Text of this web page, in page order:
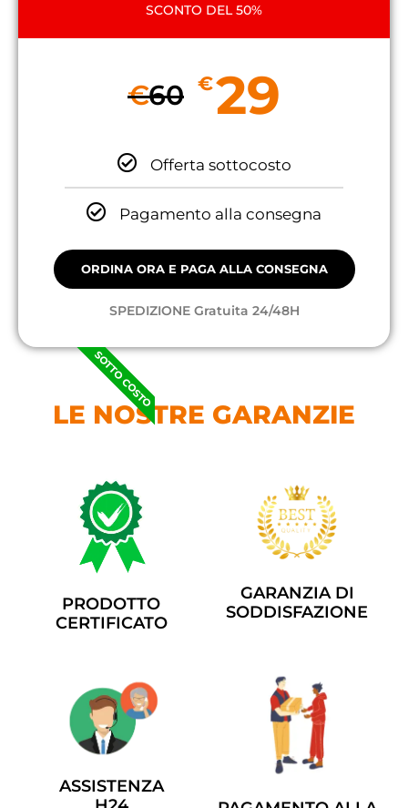
SCONTO DEL 50%
€60 €29
Offerta sottocosto
Pagamento alla consegna
ORDINA ORA E PAGA ALLA CONSEGNA
SPEDIZIONE Gratuita 24/48H
SOTTO COSTO
LE NOSTRE GARANZIE
PRODOTTO
CERTIFICATO
GARANZIA DI
SODDISFAZIONE
ASSISTENZA